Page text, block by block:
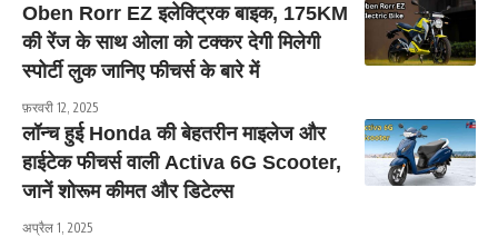
Oben Rorr EZ इलेक्ट्रिक बाइक, 175KM
की रेंज के साथ ओला को टक्कर देगी मिलेगी
स्पोर्टी लुक जानिए फीचर्स के बारे में
फ़रवरी 12, 2025
लॉन्च हुई Honda की बेहतरीन माइलेज और
हाईटेक फीचर्स वाली Activa 6G Scooter,
जानें शोरूम कीमत और डिटेल्स
अप्रैल 1, 2025